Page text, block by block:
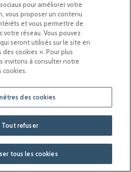
Écrivez-nous
- Tous droits réservés
pour améliorer votre
vous proposer un contenu
et vous permettre de
votre réseau. Vous pouvez
seront utilisés sur le site en
cookies ». Pour plus
invitons à consulter notre
des cookies
Tout refuser
tous les cookies